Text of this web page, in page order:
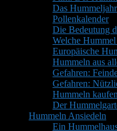
Das Hummeljahr
Pollenkalender
Die Bedeutung
Welche Hummel
Europäische
Hummeln aus
Gefahren:
Gefahren:
Hummeln
Der
Hummeln Ansiedeln
Ein